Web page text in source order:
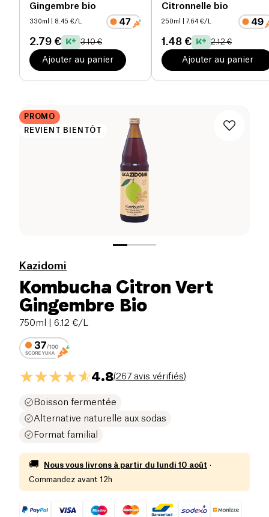
Gingembre bio
330ml | 8.45 €/L
2.79 € 3.10 €
Ajouter au panier
Citronnelle bio
250ml | 7.64 €/L
1.48 € 2.12 €
Ajouter au panier
PROMO
REVIENT BIENTÔT
Kazidomi
Kombucha Citron Vert
Gingembre Bio
750ml | 6.12 €/L
4.8(267 avis vérifiés)
Boisson fermentée
Alternative naturelle aux sodas
Format familial
🚚 Nous vous livrons à partir du lundi 10 août ·
Commandez avant 12h